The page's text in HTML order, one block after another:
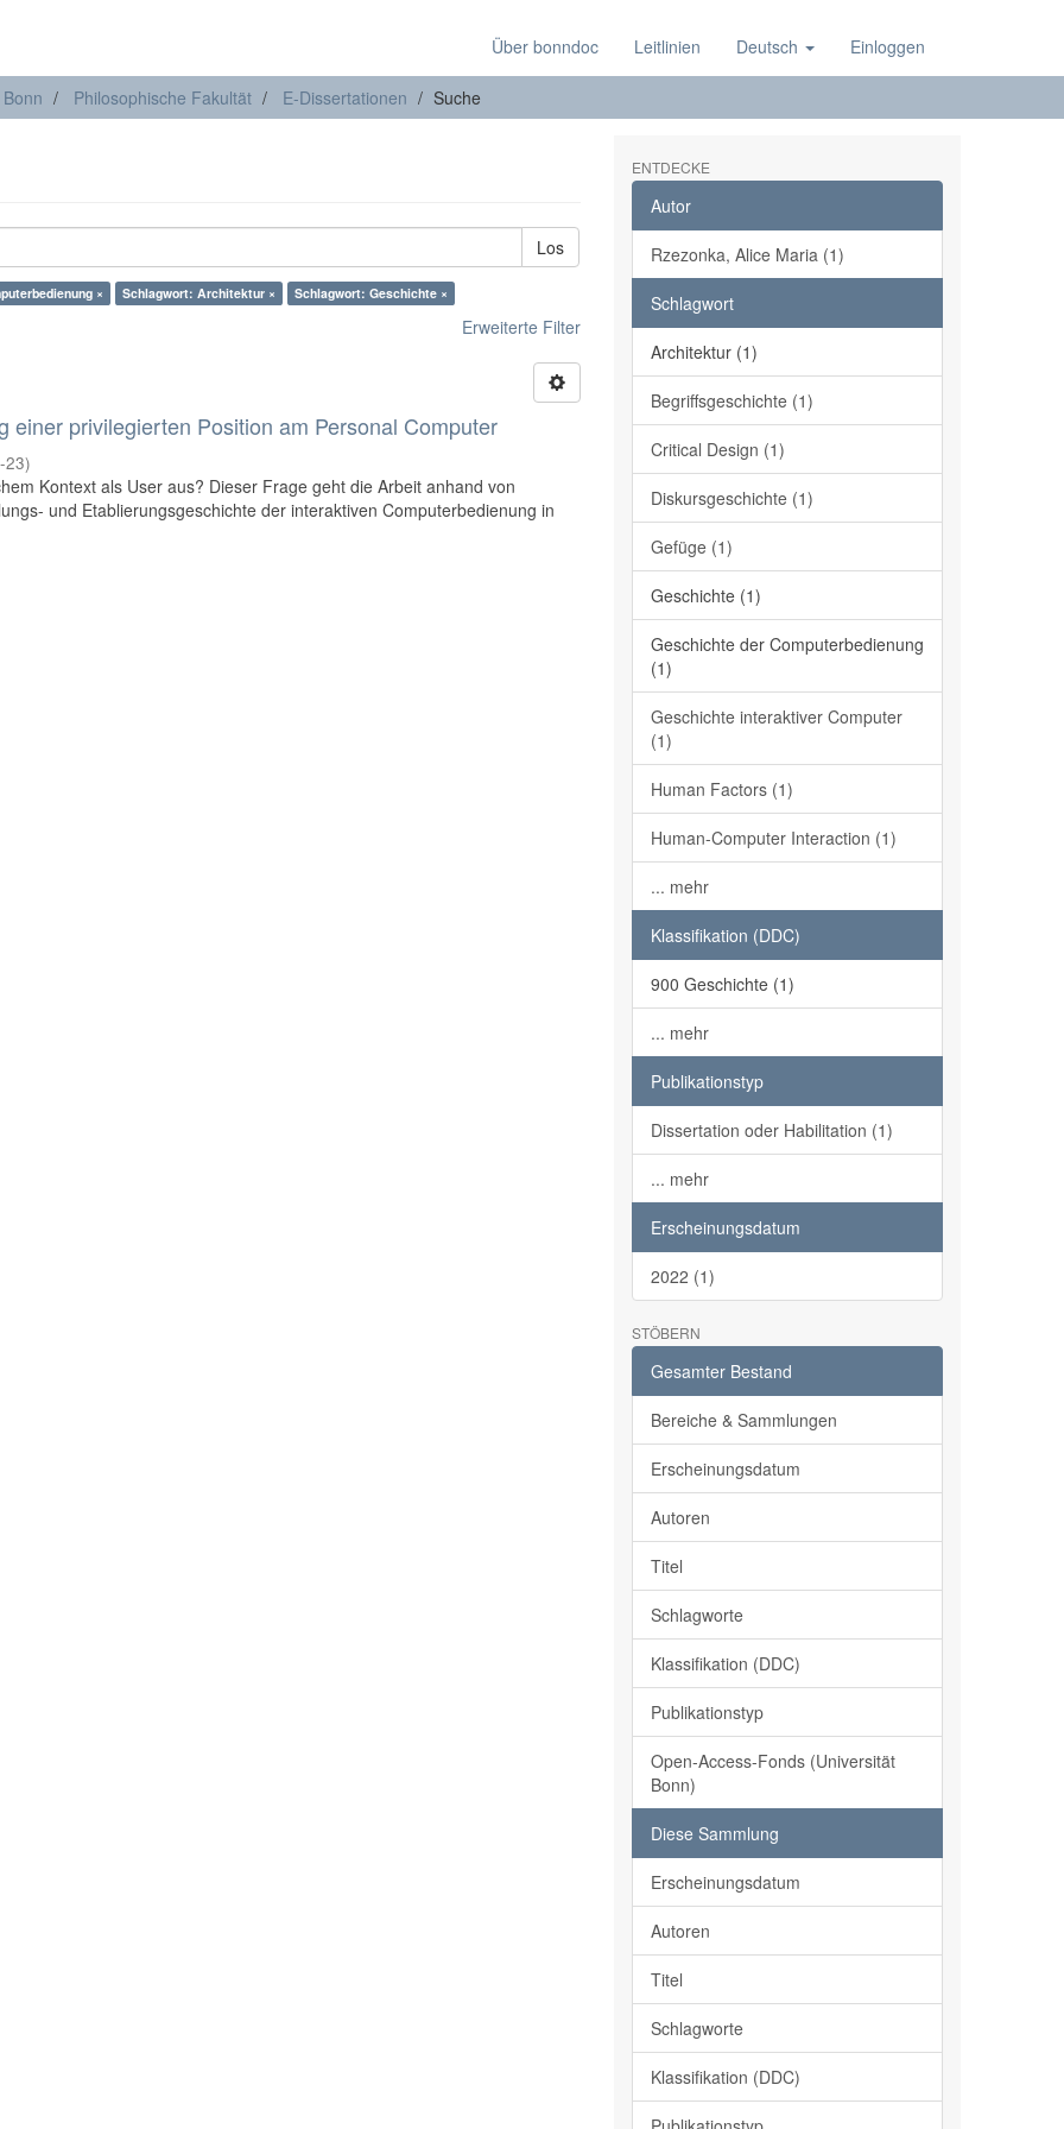
Über bonndoc Leitlinien Deutsch Einloggen
Philosophische Fakultät E-Dissertationen Suche
Los
× Schlagwort: Architektur × Schlagwort: Geschichte ×
Erweiterte Filter
einer privilegierten Position am Personal Computer
23)
Kontext als User aus? Dieser Frage geht die Arbeit anhand von
und Etablierungsgeschichte der interaktiven Computerbedienung in
ENTDECKE
Autor
Rzezonka, Alice Maria (1)
Schlagwort
Architektur (1)
Begriffsgeschichte (1)
Critical Design (1)
Diskursgeschichte (1)
Gefüge (1)
Geschichte (1)
Geschichte der Computerbedienung
(1)
Geschichte interaktiver Computer
(1)
Human Factors (1)
Human-Computer Interaction (1)
... mehr
Klassifikation (DDC)
900 Geschichte (1)
... mehr
Publikationstyp
Dissertation oder Habilitation (1)
... mehr
Erscheinungsdatum
2022 (1)
STÖBERN
Gesamter Bestand
Bereiche & Sammlungen
Erscheinungsdatum
Autoren
Titel
Schlagworte
Klassifikation (DDC)
Publikationstyp
Open-Access-Fonds (Universität
Bonn)
Diese Sammlung
Erscheinungsdatum
Autoren
Titel
Schlagworte
Klassifikation (DDC)